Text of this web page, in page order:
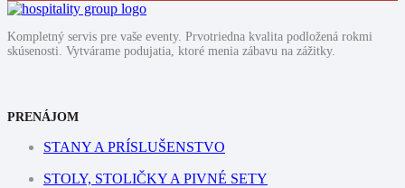
Kompletný servis pre vaše eventy. Prvotriedna kvalita podložená rokmi
skúsenosti. Vytvárame podujatia, ktoré menia zábavu na zážitky.
PRENÁJOM
STANY A PRÍSLUŠENSTVO
STOLY, STOLIČKY A PIVNÉ SETY